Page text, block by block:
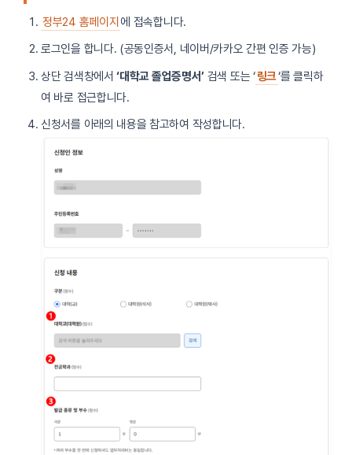
정부24 홈페이지 에 접속합니다.
로그인을 합니다. (공동인증서, 네이버/카카오 간편 인증 가능)
상단 검색창에서‘대학교 졸업증명서’ 검색 또는 ‘링크‘를 클릭하
여 바로 접근합니다.
신청서를 아래의 내용을 참고하여 작성합니다.